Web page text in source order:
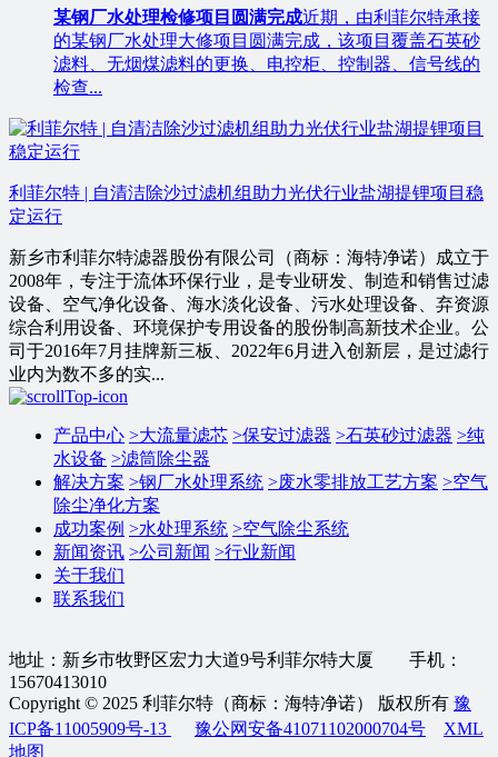
某钢厂水处理检修项目圆满完成近期，由利菲尔特承接
的某钢厂水处理大修项目圆满完成，该项目覆盖石英砂
滤料、无烟煤滤料的更换、电控柜、控制器、信号线的
检查...
利菲尔特 | 自清洁除沙过滤机组助力光伏行业盐湖提锂项目稳
定运行
新乡市利菲尔特滤器股份有限公司（商标：海特净诺）成立于
2008年，专注于流体环保行业，是专业研发、制造和销售过滤
设备、空气净化设备、海水淡化设备、污水处理设备、弃资源
综合利用设备、环境保护专用设备的股份制高新技术企业。公
司于2016年7月挂牌新三板、2022年6月进入创新层，是过滤行
业内为数不多的实...
产品中心 >大流量滤芯 >保安过滤器 >石英砂过滤器 >纯
水设备 >滤筒除尘器
解决方案 >钢厂水处理系统 >废水零排放工艺方案 >空气
除尘净化方案
成功案例 >水处理系统 >空气除尘系统
新闻资讯 >公司新闻 >行业新闻
关于我们
联系我们
地址：新乡市牧野区宏力大道9号利菲尔特大厦 手机：
15670413010
Copyright © 2025 利菲尔特（商标：海特净诺） 版权所有 豫
ICP备11005909号-13
豫公网安备41071102000704号
XML
地图